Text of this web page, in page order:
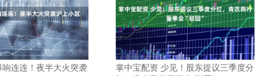
连连！夜半大火突袭
掌中宝配资 少见！股东提议三季度分